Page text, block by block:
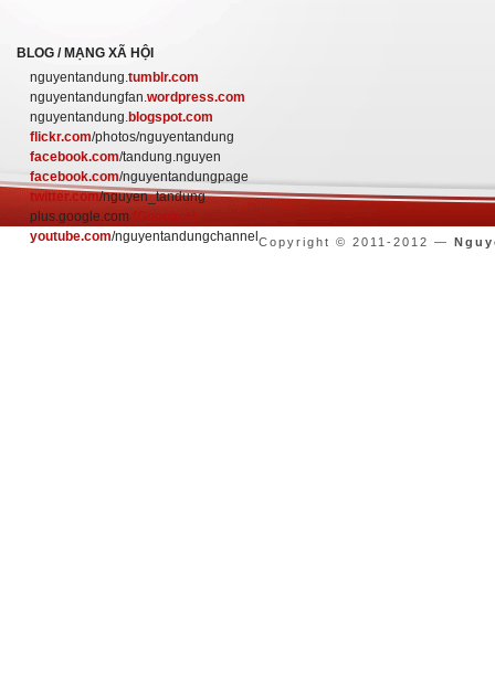
BLOG / MẠNG XÃ HỘI
nguyentandung.tumblr.com
nguyentandungfan.wordpress.com
nguyentandung.blogspot.com
flickr.com/photos/nguyentandung
facebook.com/tandung.nguyen
facebook.com/nguyentandungpage
twitter.com/nguyen_tandung
plus.google.com (Google +)
youtube.com/nguyentandungchannel Copyright © 2011-2012 —